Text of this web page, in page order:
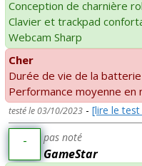
Conception de charnière
Clavier et trackpad
Webcam Sharp
Cher
Durée de vie de la
Performance moyenne en
testé le 03/10/2023 - [lire le
- pas noté
GameStar